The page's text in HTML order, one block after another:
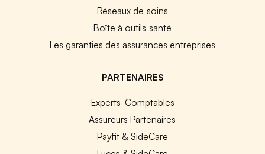
Réseaux de soins
Boîte à outils santé
Les garanties des assurances entreprises
PARTENAIRES
Experts-Comptables
Assureurs Partenaires
Payfit & SideCare